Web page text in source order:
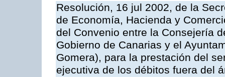
Resolución, 16 jul 2002, de la
de Economía, Hacienda y
del Convenio entre la Consejería
Gobierno de Canarias y el
Gomera), para la prestación del
ejecutiva de los débitos fuera del